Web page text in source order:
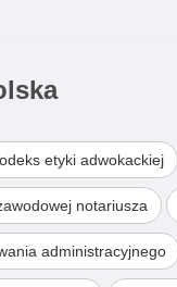
etyki adwokackiej
notariusza
administracyjnego